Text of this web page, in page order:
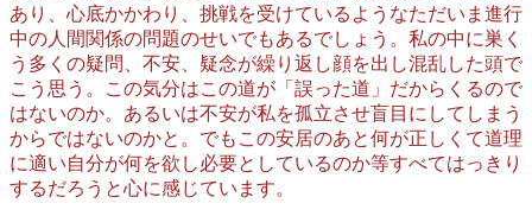
あり、心底かかわり、挑戦を受けているようなただいま進行
中の人間関係の問題のせいでもあるでしょう。私の中に巣く
う多くの疑問、不安、疑念が繰り返し顔を出し混乱した頭で
こう思う。この気分はこの道が「誤った道」だからくるので
はないのか。あるいは不安が私を孤立させ盲目にしてしまう
からではないのかと。でもこの安居のあと何が正しくて道理
に適い自分が何を欲し必要としているのか等すべてはっきり
するだろうと心に感じています。